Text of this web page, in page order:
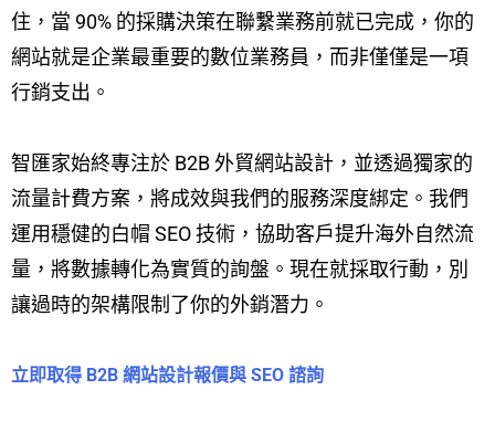
住，當 90% 的採購決策在聯繫業務前就已完成，你的
網站就是企業最重要的數位業務員，而非僅僅是一項
行銷支出。
智匯家始終專注於 B2B 外貿網站設計，並透過獨家的
流量計費方案，將成效與我們的服務深度綁定。我們
運用穩健的白帽 SEO 技術，協助客戶提升海外自然流
量，將數據轉化為實質的詢盤。現在就採取行動，別
讓過時的架構限制了你的外銷潛力。
立即取得 B2B 網站設計報價與 SEO 諮詢